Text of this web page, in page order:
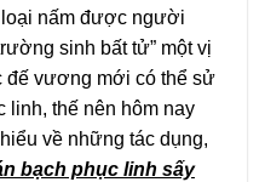
nấm được người
sinh bất tử” một vị
đế vương mới có thể sử
linh, thế nên hôm nay
về những tác dụng,
bạch phục linh sấy